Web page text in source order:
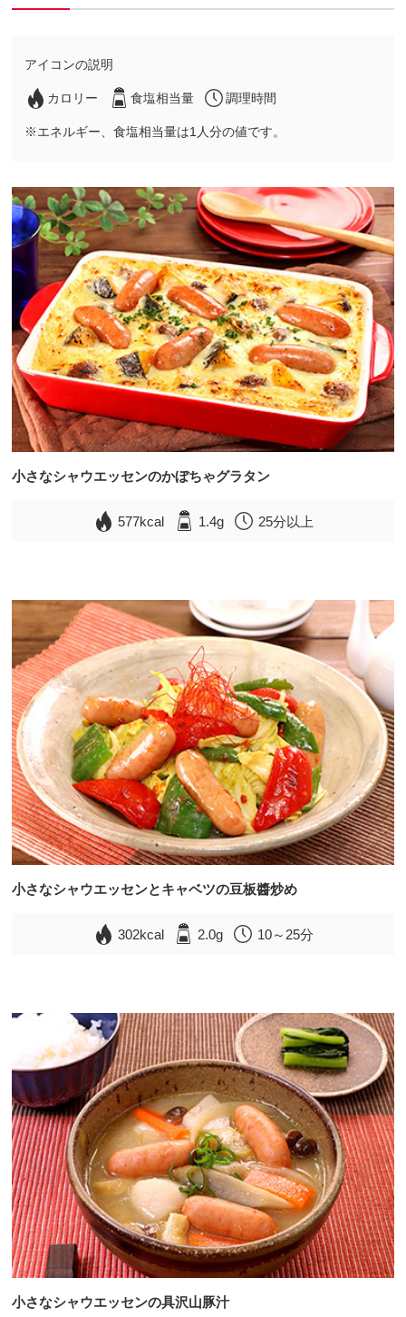
アイコンの説明
カロリー 食塩相当量 調理時間
※エネルギー、食塩相当量は1人分の値です。
小さなシャウエッセンのかぼちゃグラタン
577kcal 1.4g 25分以上
小さなシャウエッセンとキャベツの豆板醬炒め
302kcal 2.0g 10～25分
小さなシャウエッセンの具沢山豚汁